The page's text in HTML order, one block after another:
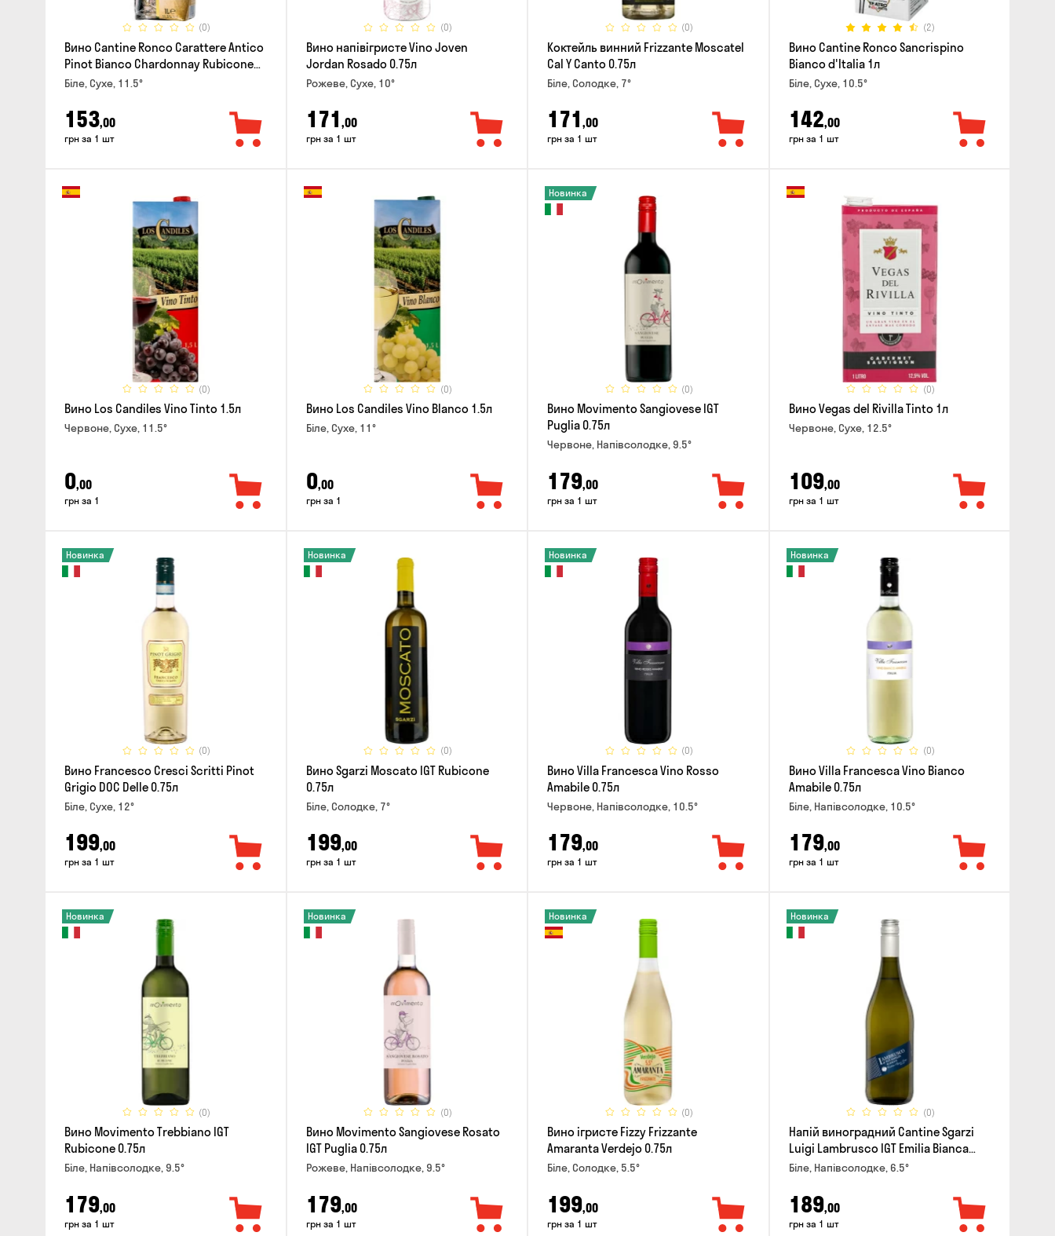
(0)
Вино Cantine Ronco Carattere Antico
Pinot Bianco Chardonnay Rubicone
IGT 1л
Біле, Сухе, 11.5°
153,00
грн за 1 шт
(0)
Вино напівігристе Vino Joven
Jordan Rosado 0.75л
Рожеве, Сухе, 10°
171 ,00
грн за 1 шт
(0)
Коктейль винний Frizzante Moscatel
Cal Y Canto 0.75л
Біле, Солодке, 7°
171 ,00
грн за 1 шт
(2)
Вино Cantine Ronco Sancrispino
Bianco d'Italia 1л
Біле, Сухе, 10.5°
142,00
грн за 1 шт
(0)
Вино Los Candiles Vino Tinto 1.5л
Червоне, Сухе, 11.5°
0,00
грн за 1
(0)
Вино Los Candiles Vino Blanco 1.5л
Біле, Сухе, 11°
0,00
грн за 1
(0)
Новинка
Вино Movimento Sangiovese IGT
Puglia 0.75л
Червоне, Напівсолодке, 9.5°
179,00
грн за 1 шт
(0)
Вино Vegas del Rivilla Tinto 1л
Червоне, Сухе, 12.5°
109,00
грн за 1 шт
(0)
Новинка
Вино Francesco Cresci Scritti Pinot
Grigio DOC Delle 0.75л
Біле, Сухе, 12°
199,00
грн за 1 шт
(0)
Новинка
Вино Sgarzi Moscato IGT Rubicone
0.75л
Біле, Солодке, 7°
199,00
грн за 1 шт
(0)
Новинка
Вино Villa Francesca Vino Rosso
Amabile 0.75л
Червоне, Напівсолодке, 10.5°
179,00
грн за 1 шт
(0)
Новинка
Вино Villa Francesca Vino Bianco
Amabile 0.75л
Біле, Напівсолодке, 10.5°
179,00
грн за 1 шт
(0)
Новинка
Вино Movimento Trebbiano IGT
Rubicone 0.75л
Біле, Напівсолодке, 9.5°
179,00
грн за 1 шт
(0)
Новинка
Вино Movimento Sangiovese Rosato
IGT Puglia 0.75л
Рожеве, Напівсолодке, 9.5°
179,00
грн за 1 шт
(0)
Новинка
Вино ігристе Fizzy Frizzante
Amaranta Verdejo 0.75л
Біле, Солодке, 5.5°
199,00
грн за 1 шт
(0)
Новинка
Напій виноградний Cantine Sgarzi
Luigi Lambrusco IGT Emilia Bianca
Frizziante 0.75л
Біле, Напівсолодке, 6.5°
189,00
грн за 1 шт